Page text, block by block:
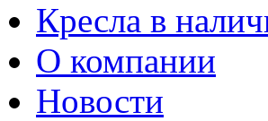
Кресла в
О компании
Новости